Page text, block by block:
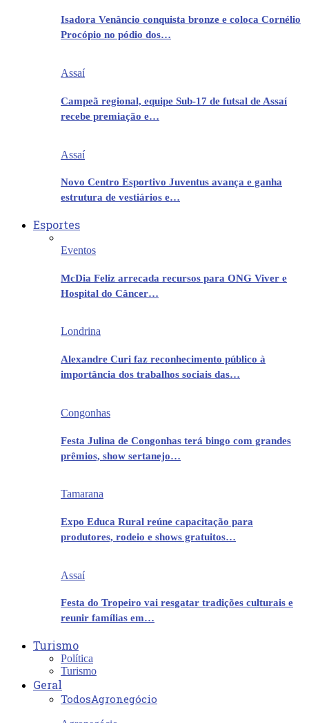
Isadora Venâncio conquista bronze e coloca Cornélio
Procópio no pódio dos…
Assaí
Campeã regional, equipe Sub-17 de futsal de Assaí
recebe premiação e…
Assaí
Novo Centro Esportivo Juventus avança e ganha
estrutura de vestiários e…
Esportes
Eventos
McDia Feliz arrecada recursos para ONG Viver e
Hospital do Câncer…
Londrina
Alexandre Curi faz reconhecimento público à
importância dos trabalhos sociais das…
Congonhas
Festa Julina de Congonhas terá bingo com grandes
prêmios, show sertanejo…
Tamarana
Expo Educa Rural reúne capacitação para
produtores, rodeio e shows gratuitos…
Assaí
Festa do Tropeiro vai resgatar tradições culturais e
reunir famílias em…
Turismo
Política
Turismo
Geral
TodosAgronegócio